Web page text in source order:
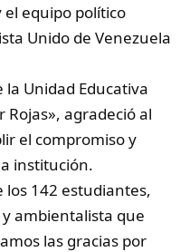
el equipo político
Unido de Venezuela
Unidad Educativa
agradeció al
el compromiso y
institución.
los 142 estudiantes,
ambientalista que
las gracias por